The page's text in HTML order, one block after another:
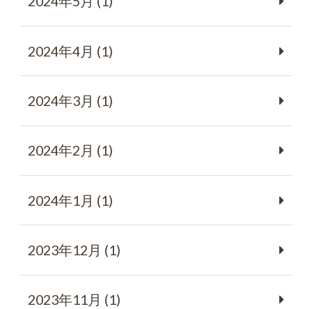
2024年4月 (1)
2024年3月 (1)
2024年2月 (1)
2024年1月 (1)
2023年12月 (1)
2023年11月 (1)